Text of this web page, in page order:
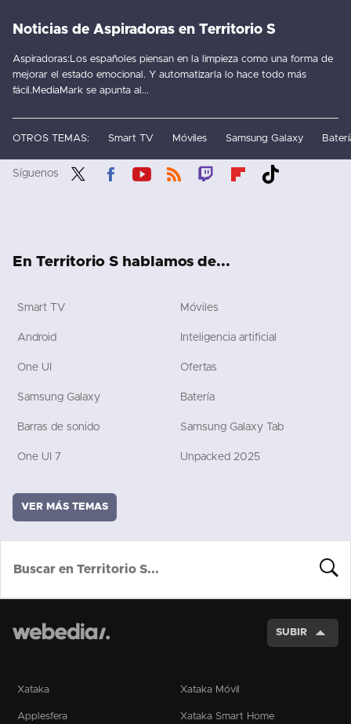
Noticias de Aspiradoras en Territorio S
Aspiradoras:Los españoles piensan en la limpieza como una forma de
mejorar el estado emocional. Y automatizarla lo hace todo más
fácil.MediaMark se apunta al...
OTROS TEMAS: Smart TV Móviles Samsung Galaxy
Síguenos
En Territorio S hablamos de...
Smart TV Móviles
Android Inteligencia artificial
One UI Ofertas
Samsung Galaxy Batería
Barras de sonido Samsung Galaxy Tab
One UI 7 Unpacked 2025
VER MÁS TEMAS
SUBIR
Xataka Xataka Móvil
Applesfera Xataka Smart Home